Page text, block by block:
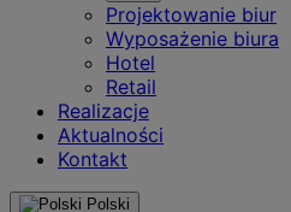
Projektowanie biur
Wyposażenie biura
Hotel
Retail
Realizacje
Aktualności
Kontakt
Polski